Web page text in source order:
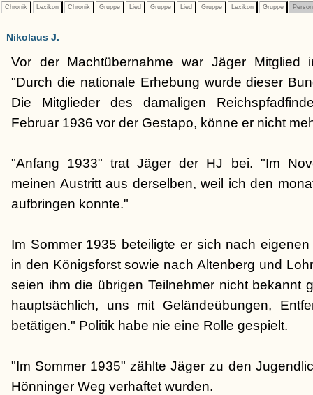
Chronik Lexikon Chronik Gruppe Lied Gruppe Lied Gruppe Lexikon Gruppe
Nikolaus J.
Vor der Machtübernahme war Jäger Mitglied
"Durch die nationale Erhebung wurde dieser
Die Mitglieder des damaligen
Februar 1936 vor der Gestapo, könne er nicht
"Anfang 1933" trat Jäger der HJ bei. "Im
meinen Austritt aus derselben, weil ich den
aufbringen konnte."
Im Sommer 1935 beteiligte er sich nach
in den Königsforst sowie nach Altenberg und
seien ihm die übrigen Teilnehmer nicht bekannt
hauptsächlich, uns mit Geländeübungen,
betätigen." Politik habe nie eine Rolle gespielt.
"Im Sommer 1935" zählte Jäger zu den
Hönninger Weg verhaftet wurden.